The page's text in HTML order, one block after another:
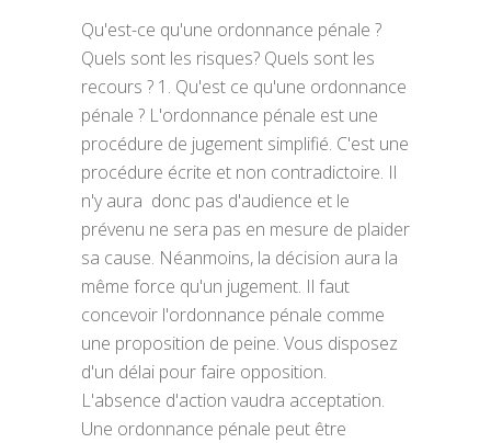
Qu'est-ce qu'une ordonnance pénale ?
Quels sont les risques? Quels sont les
recours ? 1. Qu'est ce qu'une ordonnance
pénale ? L'ordonnance pénale est une
procédure de jugement simplifié. C'est une
procédure écrite et non contradictoire. Il
n'y aura donc pas d'audience et le
prévenu ne sera pas en mesure de plaider
sa cause. Néanmoins, la décision aura la
même force qu'un jugement. Il faut
concevoir l'ordonnance pénale comme
une proposition de peine. Vous disposez
d'un délai pour faire opposition.
L'absence d'action vaudra acceptation.
Une ordonnance pénale peut être